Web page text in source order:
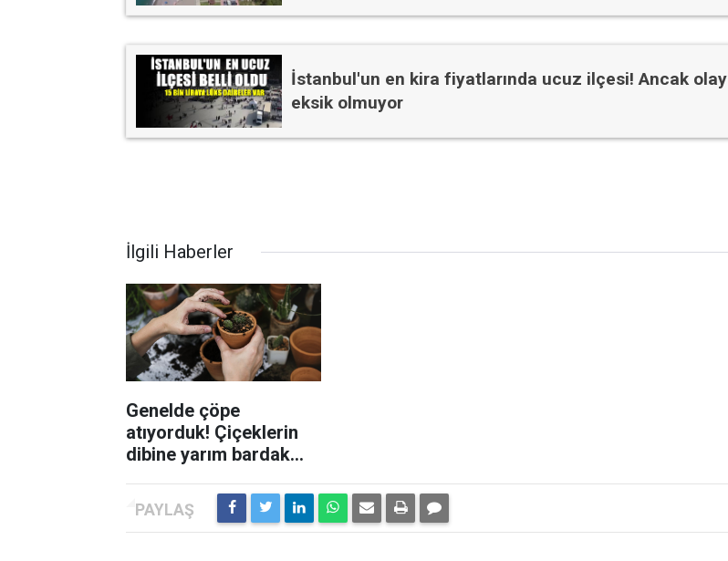
İstanbul'un en kira fiyatlarında ucuz ilçesi! Ancak olay
eksik olmuyor
İlgili Haberler
Genelde çöpe
atıyorduk! Çiçeklerin
dibine yarım bardak